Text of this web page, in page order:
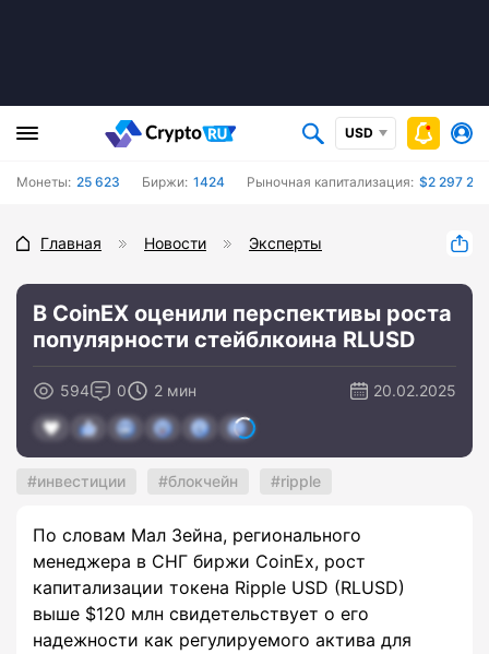
USD
Монеты: 25 623 Биржи: 1424 Рыночная капитализация: $2 297
Главная Новости Эксперты
В CoinEX оценили перспективы роста
популярности стейблкоина RLUSD
594 0 2 мин 20.02.2025
инвестиции блокчейн ripple
По словам Мал Зейна, регионального
менеджера в СНГ биржи CoinEx, рост
капитализации токена Ripple USD (RLUSD)
выше $120 млн свидетельствует о его
надежности как регулируемого актива для